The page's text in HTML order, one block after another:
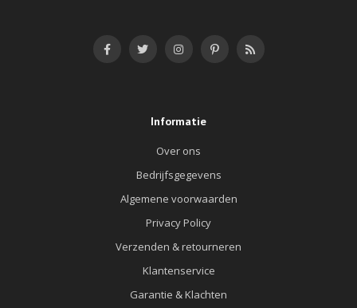
Informatie
Over ons
Bedrijfsgegevens
Algemene voorwaarden
Privacy Policy
Verzenden & retourneren
Klantenservice
Garantie & Klachten